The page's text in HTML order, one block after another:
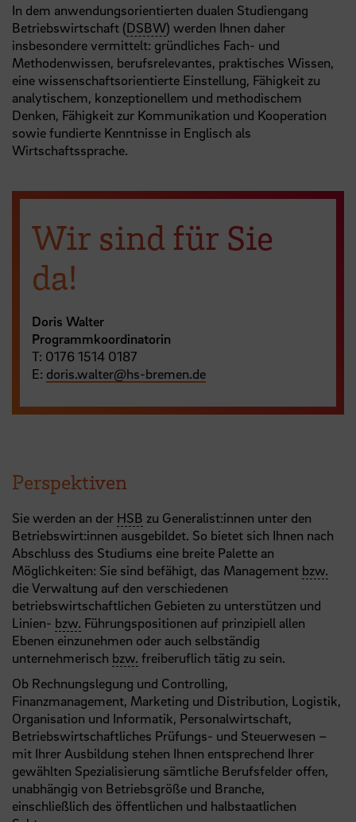
In dem anwendungsorientierten dualen Studiengang
Betriebswirtschaft (DSBW) werden Ihnen daher
insbesondere vermittelt: gründliches Fach- und
Methodenwissen, berufsrelevantes, praktisches Wissen,
eine wissenschaftsorientierte Einstellung, Fähigkeit zu
analytischem, konzeptionellem und methodischem
Denken, Fähigkeit zur Kommunikation und Kooperation
sowie fundierte Kenntnisse in Englisch als
Wirtschaftssprache.
Wir sind für Sie
da!
Doris Walter
Programmkoordinatorin
T: 0176 1514 0187
E: doris.walter@hs-bremen.de
Perspektiven
Sie werden an der HSB zu Generalist:innen unter den
Betriebswirt:innen ausgebildet. So bietet sich Ihnen nach
Abschluss des Studiums eine breite Palette an
Möglichkeiten: Sie sind befähigt, das Management bzw.
die Verwaltung auf den verschiedenen
betriebswirtschaftlichen Gebieten zu unterstützen und
Linien- bzw. Führungspositionen auf prinzipiell allen
Ebenen einzunehmen oder auch selbständig
unternehmerisch bzw. freiberuflich tätig zu sein.
Ob Rechnungslegung und Controlling,
Finanzmanagement, Marketing und Distribution, Logistik,
Organisation und Informatik, Personalwirtschaft,
Betriebswirtschaftliches Prüfungs- und Steuerwesen –
mit Ihrer Ausbildung stehen Ihnen entsprechend Ihrer
gewählten Spezialisierung sämtliche Berufsfelder offen,
unabhängig von Betriebsgröße und Branche,
einschließlich des öffentlichen und halbstaatlichen